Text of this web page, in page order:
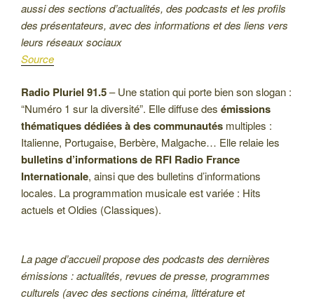
aussi des sections d’actualités, des podcasts et les profils
des présentateurs, avec des informations et des liens vers
leurs réseaux sociaux
Source
Radio Pluriel 91.5– Une station qui porte bien son slogan :
“Numéro 1 sur la diversité”. Elle diffuse des émissions
thématiquesdédiées à des communautés multiples :
Italienne, Portugaise, Berbère, Malgache… Elle relaie les
bulletins d’informations de RFI Radio France
Internationale, ainsi que des bulletins d’informations
locales. La programmation musicale est variée : Hits
actuels et Oldies (Classiques).
La page d’accueil propose des podcasts des dernières
émissions : actualités, revues de presse, programmes
culturels (avec des sections cinéma, littérature et